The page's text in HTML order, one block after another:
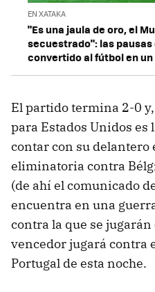
EN XATAKA
"Es una jaula de oro, el
secuestrado": las
convertido al fútbol en
El partido termina 2-0
para Estados Unidos
contar con su delantero
eliminatoria contra
(de ahí el comunicado
encuentra en una
contra la que se jugarán
vencedor jugará contra
Portugal de esta noche.